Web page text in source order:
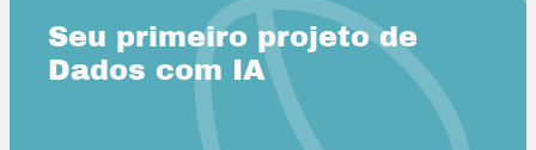
Seu primeiro projeto de
Dados com IA